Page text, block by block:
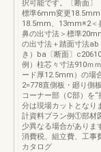
択可能です。〔断面〕
標準6mm変更
18.5mm、13mm※2＜
鼻の出寸法＞標準
の出寸法＋踏面寸法
き）ba〔断面〕
例）柱芯々寸法910ｍ
ード厚12.5mm）の場
2=778直側板・廻り側
コーナー部（C部）を
分は現場カットとなり
計資料プラン例①部材
少異なる場合がありま
消費税、組立費、工事
カタログ